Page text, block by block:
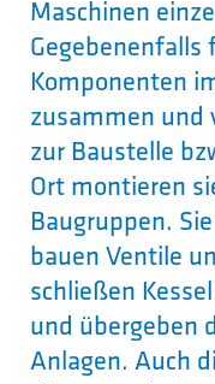
Maschinen
Gegebenenfalls
Komponenten
zusammen und
zur Baustelle
Ort montieren
Baugruppen.
bauen Ventile
schließen
und übergeben
Anlagen. Auch